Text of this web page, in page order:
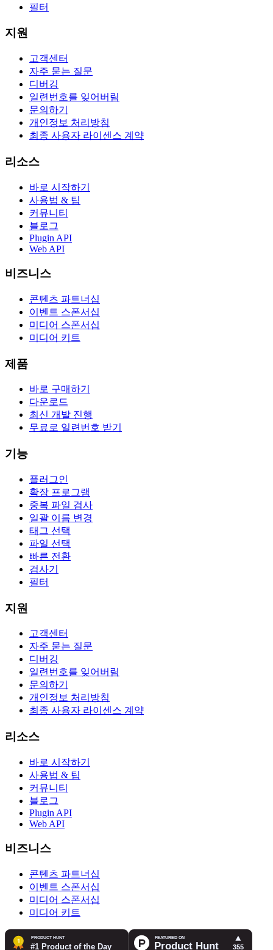
필터
지원
고객센터
자주 묻는 질문
디버깅
일련번호를 잊어버림
문의하기
개인정보 처리방침
최종 사용자 라이센스 계약
리소스
바로 시작하기
사용법 & 팁
커뮤니티
블로그
Plugin API
Web API
비즈니스
콘텐츠 파트너십
이벤트 스폰서십
미디어 스폰서십
미디어 키트
제품
바로 구매하기
다운로드
최신 개발 진행
무료로 일련번호 받기
기능
플러그인
확장 프로그램
중복 파일 검사
일괄 이름 변경
태그 선택
파일 선택
빠른 전환
검사기
필터
지원
고객센터
자주 묻는 질문
디버깅
일련번호를 잊어버림
문의하기
개인정보 처리방침
최종 사용자 라이센스 계약
리소스
바로 시작하기
사용법 & 팁
커뮤니티
블로그
Plugin API
Web API
비즈니스
콘텐츠 파트너십
이벤트 스폰서십
미디어 스폰서십
미디어 키트